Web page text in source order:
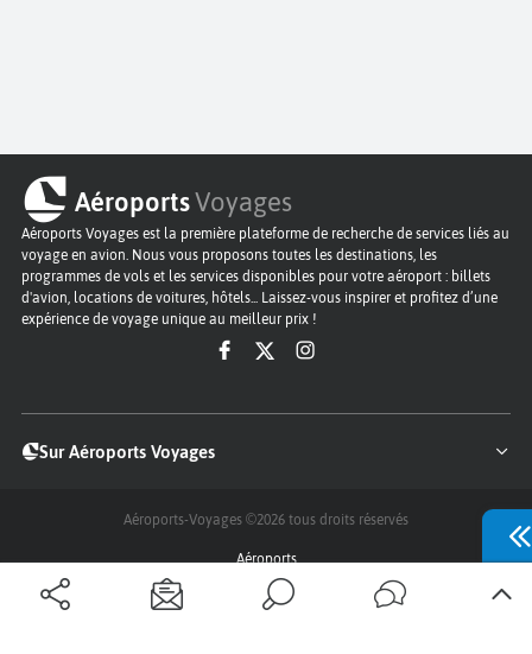
AéroportsVoyages
Aéroports Voyages est la première plateforme de recherche de services liés au
voyage en avion. Nous vous proposons toutes les destinations, les
programmes de vols et les services disponibles pour votre aéroport : billets
d'avion, locations de voitures, hôtels... Laissez-vous inspirer et profitez d’une
expérience de voyage unique au meilleur prix !
Sur Aéroports Voyages
Aéroports-Voyages ©2026 tous droits réservés
Aéroports
Conditions générales
Politique de confidentialité
Questions - Réponses